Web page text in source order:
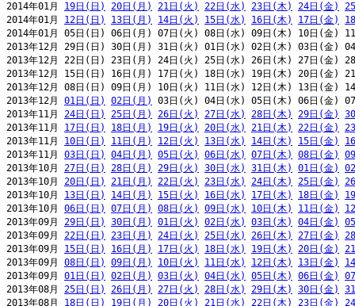
2014年01月 19日(日) 20日(月) 21日(火) 22日(水) 23日(木) 24日(金)
2014年01月 12日(日) 13日(月) 14日(火) 15日(水) 16日(木) 17日(金)
2014年01月 05日(日) 06日(月) 07日(火) 08日(水) 09日(木) 10日(金)
2013年12月 29日(日) 30日(月) 31日(火) 01日(水) 02日(木) 03日(金)
2013年12月 22日(日) 23日(月) 24日(火) 25日(水) 26日(木) 27日(金)
2013年12月 15日(日) 16日(月) 17日(火) 18日(水) 19日(木) 20日(金)
2013年12月 08日(日) 09日(月) 10日(火) 11日(水) 12日(木) 13日(金)
2013年12月 01日(日) 02日(月)
03日(火) 04日(水) 05日(木) 06日(金)
2013年11月 24日(日) 25日(月) 26日(火) 27日(水) 28日(木) 29日(金)
2013年11月 17日(日) 18日(月) 19日(火) 20日(水) 21日(木) 22日(金)
2013年11月 10日(日) 11日(月) 12日(火) 13日(水) 14日(木) 15日(金)
2013年11月 03日(日) 04日(月) 05日(火) 06日(水) 07日(木) 08日(金)
2013年10月 27日(日) 28日(月) 29日(火) 30日(水) 31日(木) 01日(金)
2013年10月 20日(日) 21日(月) 22日(火) 23日(水) 24日(木) 25日(金)
2013年10月 13日(日) 14日(月) 15日(火) 16日(水) 17日(木) 18日(金)
2013年10月 06日(日) 07日(月) 08日(火) 09日(水) 10日(木) 11日(金)
2013年09月 29日(日) 30日(月) 01日(火) 02日(水) 03日(木) 04日(金)
2013年09月 22日(日) 23日(月) 24日(火) 25日(水) 26日(木) 27日(金)
2013年09月 15日(日) 16日(月) 17日(火) 18日(水) 19日(木) 20日(金)
2013年09月 08日(日) 09日(月) 10日(火) 11日(水) 12日(木) 13日(金)
2013年09月 01日(日) 02日(月) 03日(火) 04日(水) 05日(木) 06日(金)
2013年08月 25日(日) 26日(月) 27日(火) 28日(水) 29日(木) 30日(金)
2013年08月 18日(日) 19日(月) 20日(火) 21日(水) 22日(木) 23日(金)